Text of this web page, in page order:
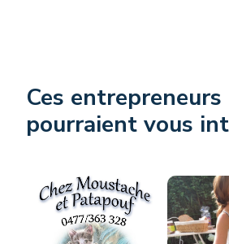
Ces entrepreneurs
pourraient vous